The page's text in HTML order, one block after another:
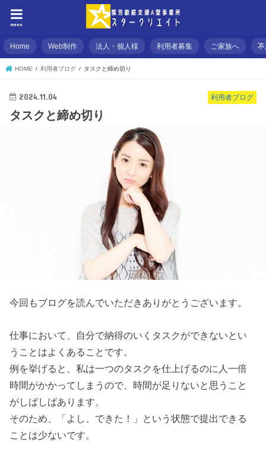
menu
Home Web制作 法人・個人様 利用者募集 ご家族へ
HOME 利用者ブログ タスクと締め切り
利用者ブログ
2024.11.04
タスクと締め切り
今回もブログを読んでいただきありがとうございます。
仕事において、自分で納得のいくタスクができないとい
うことはよくあることです。
例を挙げると、私は一つのタスクを仕上げるのに人一倍
時間がかかってしまうので、時間が足りないと思うこと
がしばしばあります。
そのため、「よし、できた！」という状態で提出できる
ことは少ないです。